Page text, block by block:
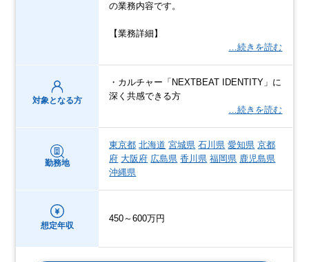
の業務内容です。
【業務詳細】
…続きを読む
対象となる方
・カルチャー「NEXTBEAT IDENTITY」に
深く共感できる方
…続きを読む
勤務地
東京都 北海道 宮城県 石川県 愛知県 京都
府 大阪府 広島県 香川県 福岡県 鹿児島県
沖縄県
想定年収
450～600万円